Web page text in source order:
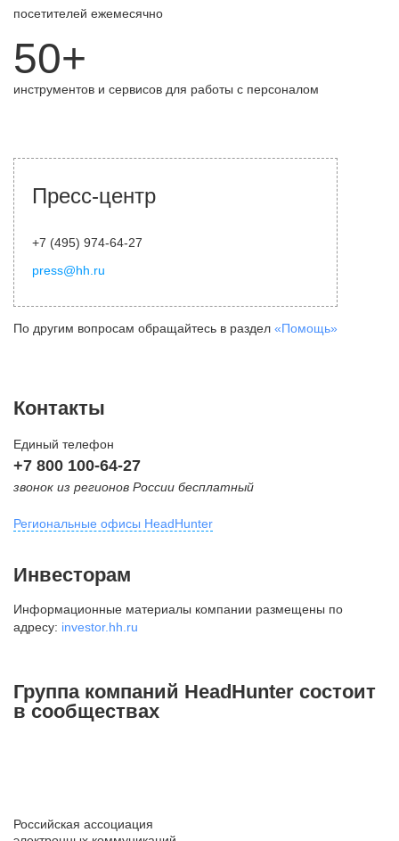
посетителей ежемесячно
50+
инструментов и сервисов для работы с персоналом
Пресс-центр
+7 (495) 974-64-27
press@hh.ru
По другим вопросам обращайтесь в раздел «Помощь»
Контакты
Единый телефон
+7 800 100-64-27
звонок из регионов России бесплатный
Региональные офисы HeadHunter
внутригородская территория
Муниципальный округ Тверской,
2-я Брестская ул., д. 48,
+7 495 980-64-27
ул. Жуковского, д. 19, особняк
Инвесторам
Информационные материалы компании размещены по
адресу: investor.hh.ru
Группа компаний HeadHunter состоит
в сообществах
Российская ассоциация